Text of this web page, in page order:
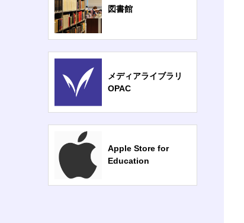
図書館
メディアライブラリ
OPAC
Apple Store for
Education